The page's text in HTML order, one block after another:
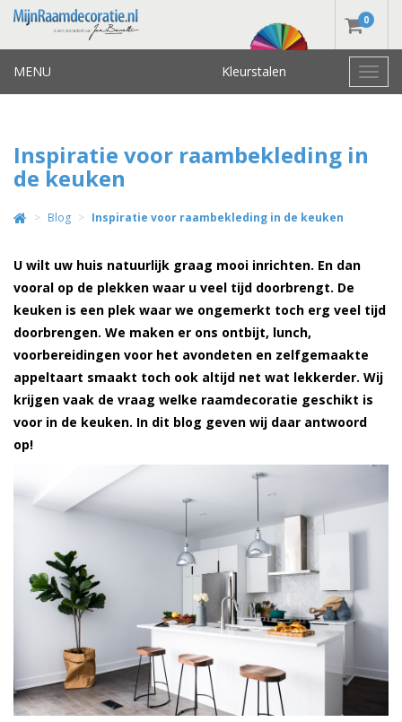
0
MENU Kleurstalen
Inspiratie voor raambekleding in
de keuken
Blog Inspiratie voor raambekleding in de keuken
U wilt uw huis natuurlijk graag mooi inrichten. En dan
vooral op de plekken waar u veel tijd doorbrengt. De
keuken is een plek waar we ongemerkt toch erg veel tijd
doorbrengen. We maken er ons ontbijt, lunch,
voorbereidingen voor het avondeten en zelfgemaakte
appeltaart smaakt toch ook altijd net wat lekkerder. Wij
krijgen vaak de vraag welke raamdecoratie geschikt is
voor in de keuken. In dit blog geven wij daar antwoord
op!